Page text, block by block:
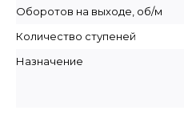
Оборотов на выходе, об/м
Количество ступеней
Назначение